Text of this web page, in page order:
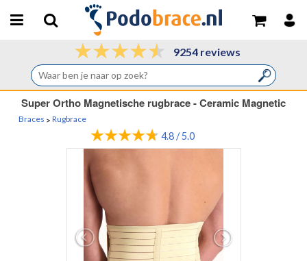
9254 reviews
Super Ortho Magnetische rugbrace - Ceramic Magnetic
Braces > Rugbrace
4.8 / 5.0